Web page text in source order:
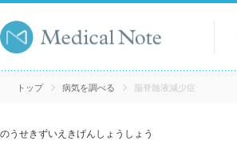
トップ 病気を調べる 脳脊髄液減少症
のうせきずいえきげんしょうしょう